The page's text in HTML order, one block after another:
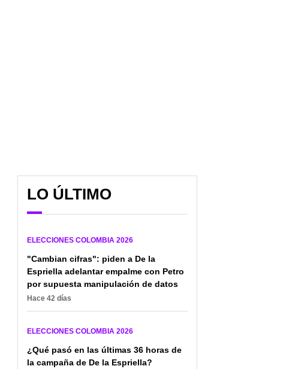
acompaño narrativa de
fraude"
LO ÚLTIMO
ELECCIONES COLOMBIA 2026
"Cambian cifras": piden a De la
Espriella adelantar empalme con Petro
por supuesta manipulación de datos
Hace 42 días
ELECCIONES COLOMBIA 2026
¿Qué pasó en las últimas 36 horas de
la campaña de De la Espriella?